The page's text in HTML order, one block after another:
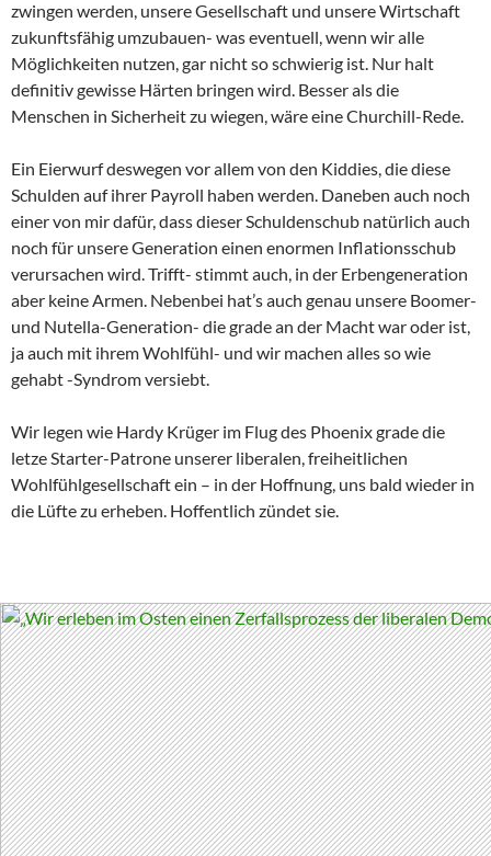
zwingen werden, unsere Gesellschaft und unsere Wirtschaft
zukunftsfähig umzubauen- was eventuell, wenn wir alle
Möglichkeiten nutzen, gar nicht so schwierig ist. Nur halt
definitiv gewisse Härten bringen wird. Besser als die
Menschen in Sicherheit zu wiegen, wäre eine Churchill-Rede.
Ein Eierwurf deswegen vor allem von den Kiddies, die diese
Schulden auf ihrer Payroll haben werden. Daneben auch noch
einer von mir dafür, dass dieser Schuldenschub natürlich auch
noch für unsere Generation einen enormen Inflationsschub
verursachen wird. Trifft- stimmt auch, in der Erbengeneration
aber keine Armen. Nebenbei hat’s auch genau unsere Boomer-
und Nutella-Generation- die grade an der Macht war oder ist,
ja auch mit ihrem Wohlfühl- und wir machen alles so wie
gehabt -Syndrom versiebt.
Wir legen wie Hardy Krüger im Flug des Phoenix grade die
letze Starter-Patrone unserer liberalen, freiheitlichen
Wohlfühlgesellschaft ein – in der Hoffnung, uns bald wieder in
die Lüfte zu erheben. Hoffentlich zündet sie.